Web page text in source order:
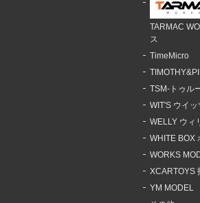
TARMAC
ス
TimeMicro
TSM-トゥル
WIT'S ウイッ
WELLY ウィ
WHITE BOX
WORKS
XCARTOYS
YM MODEL